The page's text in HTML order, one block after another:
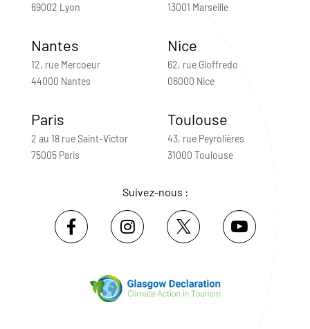
69002 Lyon
13001 Marseille
Nantes
12, rue Mercoeur
44000 Nantes
Nice
62, rue Gioffredo
06000 Nice
Paris
2 au 18 rue Saint-Victor
75005 Paris
Toulouse
43, rue Peyrolières
31000 Toulouse
Suivez-nous :